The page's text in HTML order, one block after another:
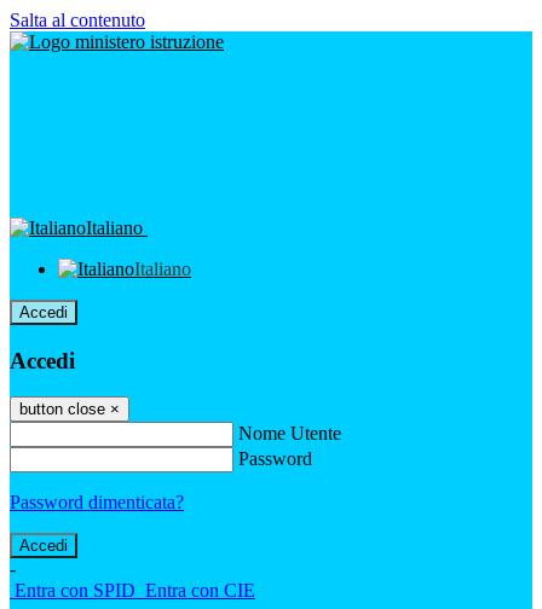
Salta al contenuto
Italiano
Italiano
Accedi
Accedi
button close ×
Nome Utente
Password
Password dimenticata?
-
Entra con SPID Entra con CIE